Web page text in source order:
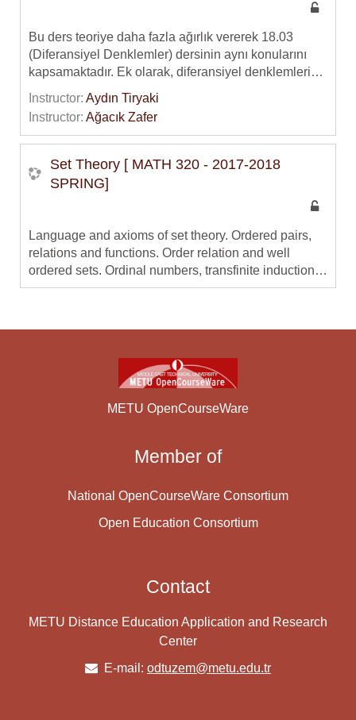
Bu ders teoriye daha fazla ağırlık vererek 18.03
(Diferansiyel Denklemler) dersinin aynı konularını
kapsamaktadır. Ek olarak, diferansiyel denklemlerin
ele alır.
Bu ders TÜBA Açıkders Malzemeleri Projesi
kapsamında hazırlanmıştır ve TÜBA Ulusal Açıkders
Malzemeleri Portalinde (
de yayınlanmaktadır.
Instructor: Aydın Tiryaki
Instructor: Ağacık Zafer
Set Theory [ MATH 320 - 2017-2018
SPRING]
Language and axioms of set theory. Ordered pairs,
relations and functions. Order relation and well
ordered sets. Ordinal numbers, transfinite induction,
arithmetic of ordinal numbers. Cardinality and
METU OpenCourseWare
Member of
National OpenCourseWare Consortium
Open Education Consortium
Contact
METU Distance Education Application and Research
Center
E-mail: odtuzem@metu.edu.tr